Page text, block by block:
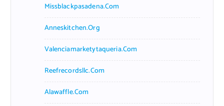
Missblackpasadena.com
Anneskitchen.org
Valenciamarketytaqueria.com
Reefrecordsllc.com
Alawaffle.com